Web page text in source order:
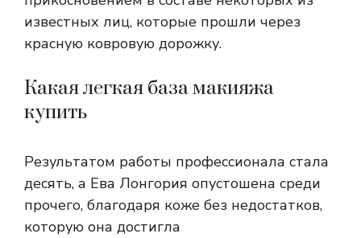
известных лиц, которые прошли через
красную ковровую дорожку.
Какая легкая база макияжа
купить
Результатом работы профессионала стала
десять, а Ева Лонгория опустошена среди
прочего, благодаря коже без недостатков,
которую она достигла